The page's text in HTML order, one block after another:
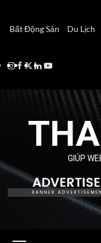
Bất Động Sản
Du Lịch
Instagram
Facebook
Twitter
Linkedin
Youtube
GIÚP